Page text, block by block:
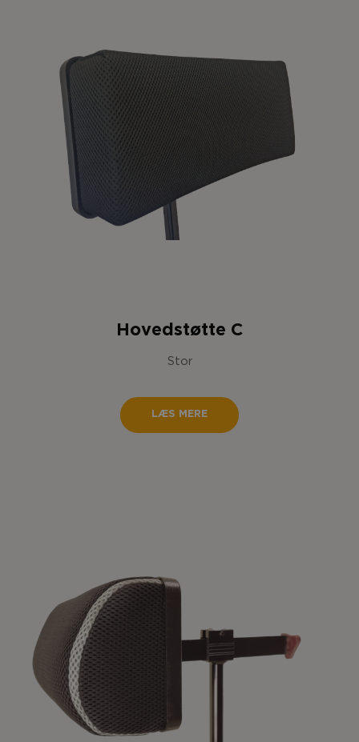
Hovedstøtte C
Stor
LÆS MERE